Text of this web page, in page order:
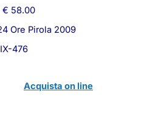
€ 58.00
Ore Pirola 2009
476
Acquista on line